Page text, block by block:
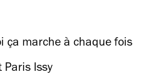
ça marche à chaque fois
Paris Issy